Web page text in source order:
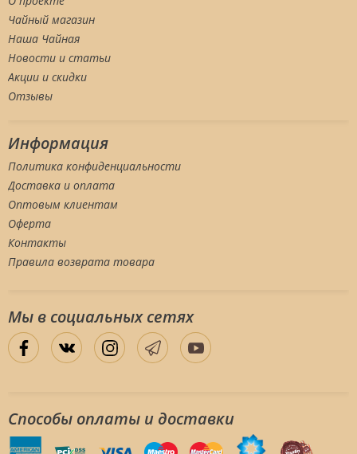
Чайный магазин
Наша Чайная
Новости и статьи
Акции и скидки
Отзывы
Информация
Политика конфиденциальности
Доставка и оплата
Оптовым клиентам
Оферта
Контакты
Правила возврата товара
Мы в социальных сетяx
Способы оплаты и доставки